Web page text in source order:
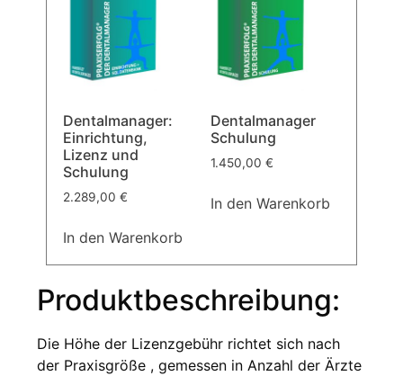
Dentalmanager:
Einrichtung,
Lizenz und
Schulung
2.289,00 €
In den Warenkorb
Dentalmanager
Schulung
1.450,00 €
In den Warenkorb
Produktbeschreibung:
Die Höhe der Lizenzgebühr richtet sich nach
der Praxisgröße , gemessen in Anzahl der Ärzte